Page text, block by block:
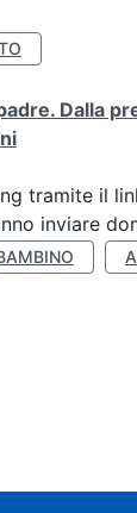
Dalla
tramite il
inviare